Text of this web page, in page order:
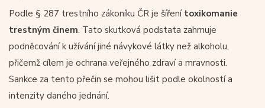
Podle § 287 trestního zákoníku ČR je šířenítoxikomanie
trestným činem. Tato skutková podstata zahrnuje
podněcování k užívání jiné návykové látky než alkoholu,
přičemž cílem je ochrana veřejného zdraví a mravnosti.
Sankce za tento přečin se mohou lišit podle okolností a
intenzity daného jednání.